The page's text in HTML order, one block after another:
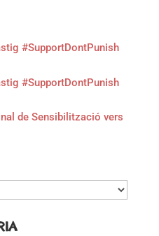
#SupportDontPunish
#SupportDontPunish
de Sensibilització vers